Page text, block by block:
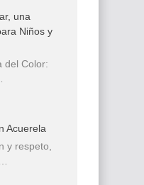
una
Niños y
del Color:
Acuerela
y respeto,